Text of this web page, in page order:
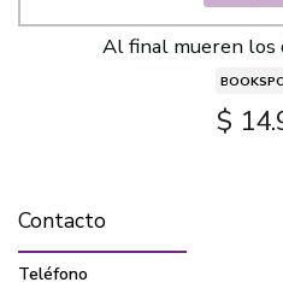
Al final mueren los
$
Contacto
Teléfono